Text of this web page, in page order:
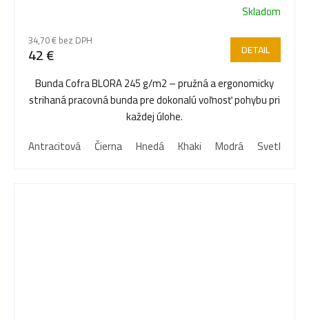
Skladom
34,70 € bez DPH
42 € DETAIL
Bunda Cofra BLORA 245 g/m2 – pružná a ergonomicky
strihaná pracovná bunda pre dokonalú voľnosť pohybu pri
každej úlohe.
Antracitová
Čierna Hnedá Khaki Modrá Svetlo